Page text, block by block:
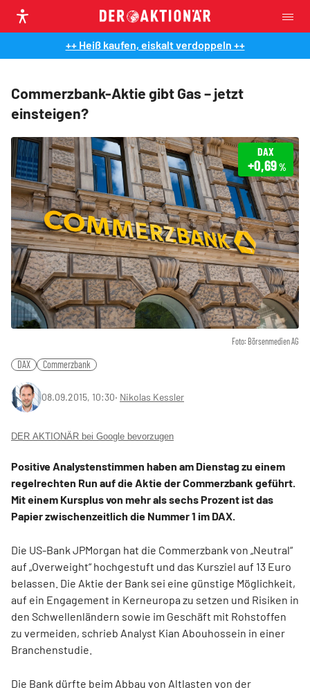
++ Heiß kaufen, eiskalt verdoppeln ++
Commerzbank-Aktie gibt Gas – jetzt
einsteigen?
Foto: Börsenmedien AG
DAX
+0,69%
DAX Commerzbank
08.09.2015, 10:30‧ Nikolas Kessler
DER AKTIONÄR bei Google bevorzugen
Positive Analystenstimmen haben am Dienstag zu einem
regelrechten Run auf die Aktie der Commerzbank geführt.
Mit einem Kursplus von mehr als sechs Prozent ist das
Papier zwischenzeitlich die Nummer 1 im DAX.
Die US-Bank JPMorgan hat die Commerzbank von „Neutral“
auf „Overweight“ hochgestuft und das Kursziel auf 13 Euro
belassen. Die Aktie der Bank sei eine günstige Möglichkeit,
auf ein Engagement in Kerneuropa zu setzen und Risiken in
den Schwellenländern sowie im Geschäft mit Rohstoffen
zu vermeiden, schrieb Analyst Kian Abouhossein in einer
Branchenstudie.
Die Bank dürfte beim Abbau von Altlasten von der